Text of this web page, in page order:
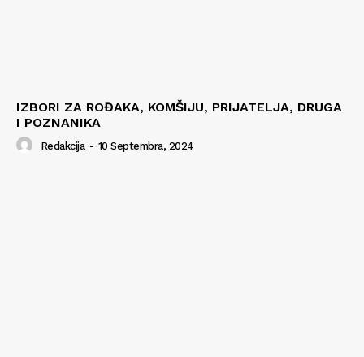
IZBORI ZA ROĐAKA, KOMŠIJU, PRIJATELJA, DRUGA
I POZNANIKA
Redakcija - 10 Septembra, 2024